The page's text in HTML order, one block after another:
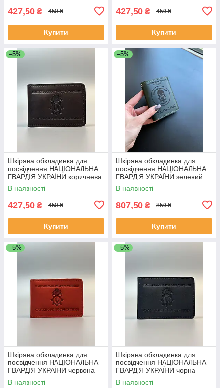
427,50 ₴ 450 ₴
Купити
427,50 ₴ 450 ₴
Купити
–5%
Шкіряна обкладинка для
посвідчення НАЦІОНАЛЬНА
ГВАРДІЯ УКРАЇНИ коричнева
В наявності
427,50 ₴ 450 ₴
Купити
–5%
Шкіряна обкладинка для
посвідчення НАЦІОНАЛЬНА
ГВАРДІЯ УКРАЇНИ зелений
В наявності
807,50 ₴ 850 ₴
Купити
–5%
Шкіряна обкладинка для
посвідчення НАЦІОНАЛЬНА
ГВАРДІЯ УКРАЇНИ червона
В наявності
–5%
Шкіряна обкладинка для
посвідчення НАЦІОНАЛЬНА
ГВАРДІЯ УКРАЇНИ чорна
В наявності